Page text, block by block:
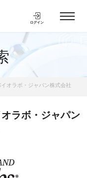
ログイン
オラボ・ジャパン株式会社
ラボ・ジャパン